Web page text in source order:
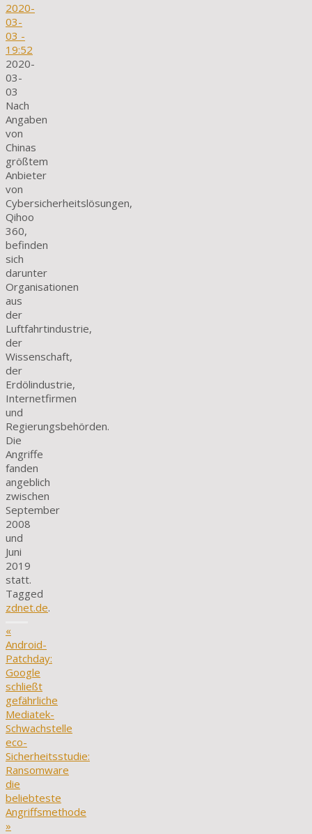
2020-
03-
03 -
19:52
2020-
03-
03
Nach
Angaben
von
Chinas
größtem
Anbieter
von
Cybersicherheitslösungen,
Qihoo
360,
befinden
sich
darunter
Organisationen
aus
der
Luftfahrtindustrie,
der
Wissenschaft,
der
Erdölindustrie,
Internetfirmen
und
Regierungsbehörden.
Die
Angriffe
fanden
angeblich
zwischen
September
2008
und
Juni
2019
statt.
Tagged
zdnet.de.
«
Android-
Patchday:
Google
schließt
gefährliche
Mediatek-
Schwachstelle
eco-
Sicherheitsstudie:
Ransomware
die
beliebteste
Angriffsmethode
»